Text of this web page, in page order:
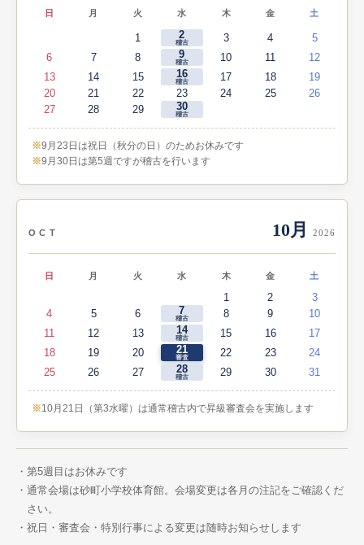
日 月 火 水 木 金 土
1 2
稽古 3 4
5
6
7 8 9
稽古 10 11
12
13
14 15 16
稽古 17 18
19
20
21 22 23 24 25
26
27
28 29 30
稽古
9月23日は祝日（秋分の日）のためお休みです
9月30日は第5週ですが稽古を行います
OCT 10月 2026
日 月 火 水 木 金 土
1 2
3
4
5 6 7
稽古 8 9
10
11
12 13 14
稽古 15 16
17
18
19 20 21
審査 22 23
24
25
26 27 28
稽古 29 30 31
10月21日（第3水曜）は通常稽古内で昇級審査会を実施します
第5週目はお休みです
通常会場は砂町小学校体育館。会場変更は各月の注記をご確認くだ
さい。
祝日・審査会・特別行事による変更は随時お知らせします